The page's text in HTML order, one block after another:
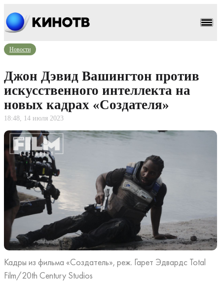
Новости
Джон Дэвид Вашингтон против
искусственного интеллекта на
новых кадрах «Создателя»
18:48, 14 июля 2023
Кадры из фильма «Создатель», реж. Гарет Эдвардс Total
Film/20th Century Studios